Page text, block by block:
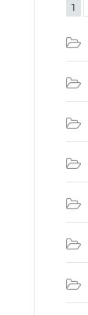
1